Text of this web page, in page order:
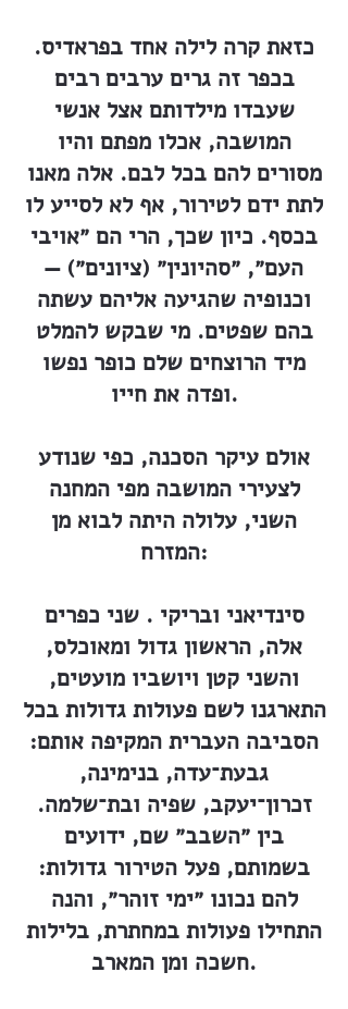
כזאת קרה לילה אחד בפראדיס.
בכפר זה גרים ערבים רבים
שעבדו מילדותם אצל אנשי
המושבה, אכלו מפתם והיו
מסורים להם בכל לבם. אלה מאנו
לתת ידם לטירור, אף לא לסייע לו
בכסף. כיון שכך, הרי הם ״אויבי
העם״, ״סהיונין״ (ציונים״) —
וכנופיה שהגיעה אליהם עשתה
בהם שפטים. מי שבקש להמלט
מיד הרוצחים שלם כופר נפשו
ופדה את חייו.
אולם עיקר הסכנה, כפי שנודע
לצעירי המושבה מפי המחנה
השני, עלולה היתה לבוא מן
המזרח:
סינדיאני ובריקי . שני כפרים
אלה, הראשון גדול ומאוכלס,
והשני קטן ויושביו מועטים,
התארגנו לשם פעולות גדולות בכל
הסביבה העברית המקיפה אותם:
גבעת־עדה, בנימינה,
זכרון־יעקב, שפיה ובת־שלמה.
בין ״השבב״ שם, ידועים
בשמותם, פעל הטירור גדולות:
להם נכונו ״ימי זוהר״, והנה
התחילו פעולות במחתרת, בלילות
חשכה ומן המארב.